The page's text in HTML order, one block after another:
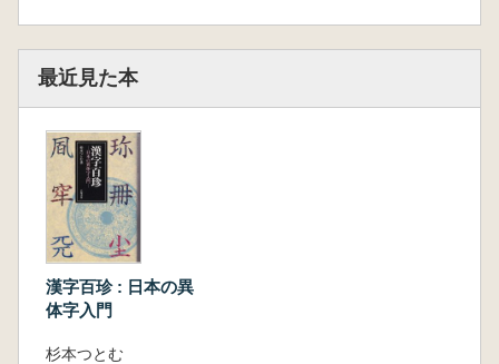
最近見た本
漢字百珍 : 日本の異
体字入門
杉本つとむ